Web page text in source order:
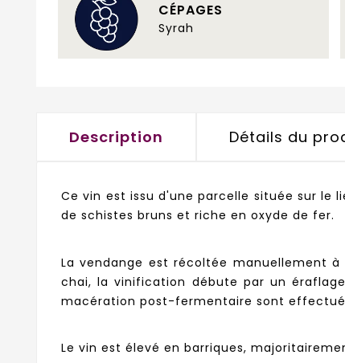
CÉPAGES
Syrah
Description Détails du
Ce vin est issu d'une parcelle située sur le
de schistes bruns et riche en oxyde de fer.
La vendange est récoltée manuellement
chai, la vinification débute par un
macération post-fermentaire sont
Le vin est élevé en barriques,